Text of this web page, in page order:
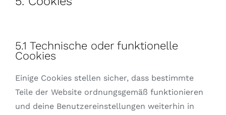
5.1 Technische oder funktionelle
Cookies
Einige Cookies stellen sicher, dass bestimmte
Teile der Website ordnungsgemäß funktionieren
und deine Benutzereinstellungen weiterhin in